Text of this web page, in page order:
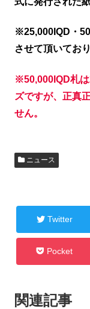
※25,000IQD・
させて頂いており
※50,000IQD札
ズですが、正真
せん。
ニュース
Twitter
Pocket
関連記事